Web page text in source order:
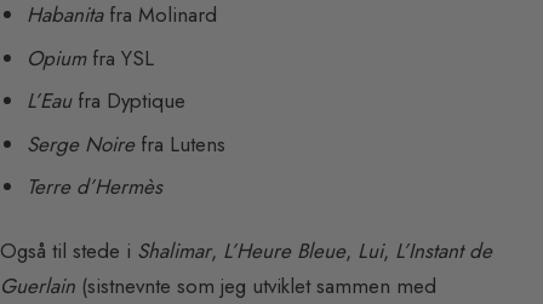
Habanitafra Molinard
Opiumfra YSL
L’Eaufra Dyptique
Serge Noirefra Lutens
Terre d’Hermès
Også til stede i Shalimar, L’Heure Bleue, Lui, L’Instant de
Guerlain (sistnevnte som jeg utviklet sammen med